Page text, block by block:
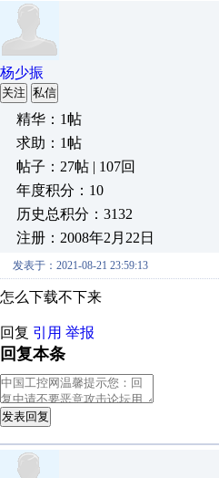
杨少振
关注 私信
精华：1帖
求助：1帖
帖子：27帖 | 107回
年度积分：10
历史总积分：3132
注册：2008年2月22日
发表于：2021-08-21 23:59:13
怎么下载不下来
回复 引用 举报
回复本条
发表回复